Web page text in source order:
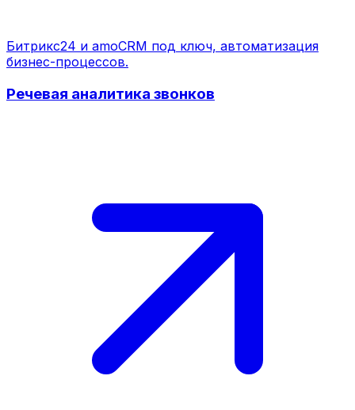
Битрикс24 и amoCRM под ключ, автоматизация
бизнес-процессов.
Речевая аналитика звонков